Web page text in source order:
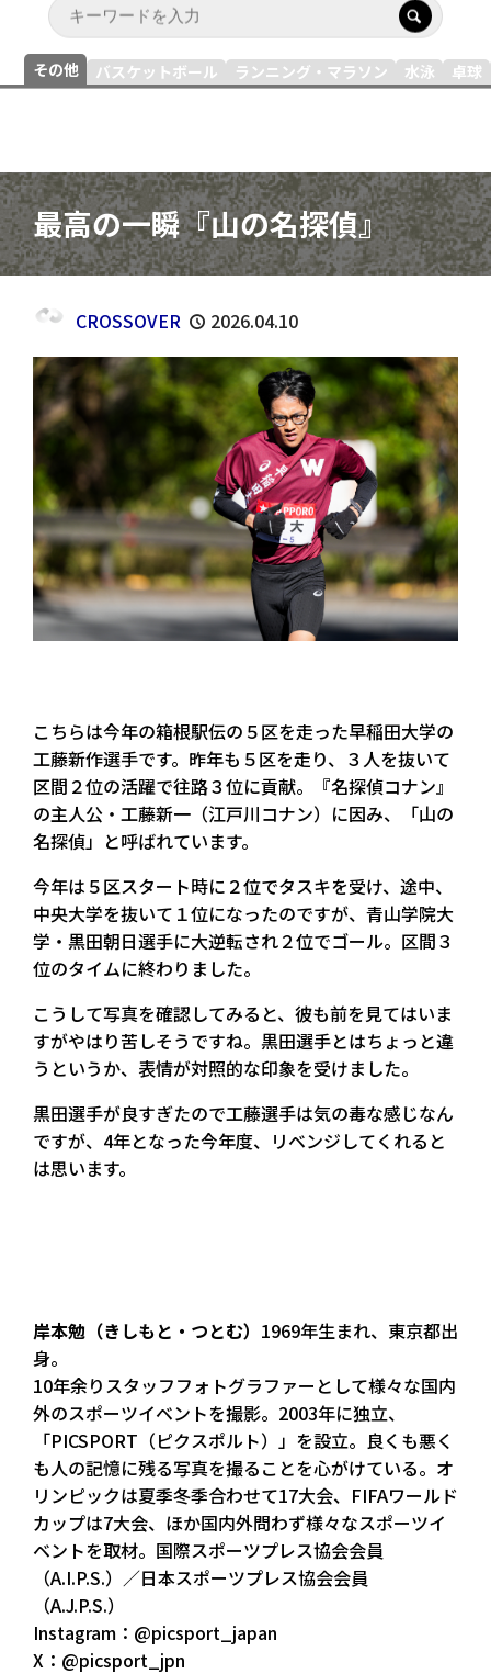
最高の一瞬『山の名探偵』
CROSSOVER 2026.04.10
こちらは今年の箱根駅伝の５区を走った早稲田大学の
工藤新作選手です。昨年も５区を走り、３人を抜いて
区間２位の活躍で往路３位に貢献。『名探偵コナン』
の主人公・工藤新一（江戸川コナン）に因み、「山の
名探偵」と呼ばれています。
今年は５区スタート時に２位でタスキを受け、途中、
中央大学を抜いて１位になったのですが、青山学院大
学・黒田朝日選手に大逆転され２位でゴール。区間３
位のタイムに終わりました。
こうして写真を確認してみると、彼も前を見てはいま
すがやはり苦しそうですね。黒田選手とはちょっと違
うというか、表情が対照的な印象を受けました。
黒田選手が良すぎたので工藤選手は気の毒な感じなん
ですが、4年となった今年度、リベンジしてくれると
は思います。
岸本勉（きしもと・つとむ） 1969年生まれ、東京都出
身。
10年余りスタッフフォトグラファーとして様々な国内
外のスポーツイベントを撮影。2003年に独立、
「PICSPORT（ピクスポルト）」を設立。良くも悪く
も人の記憶に残る写真を撮ることを心がけている。オ
リンピックは夏季冬季合わせて17大会、FIFAワールド
カップは7大会、ほか国内外問わず様々なスポーツイ
ベントを取材。国際スポーツプレス協会会員
（A.I.P.S.）／日本スポーツプレス協会会員
（A.J.P.S.）
Instagram：@picsport_japan
X：@picsport_jpn